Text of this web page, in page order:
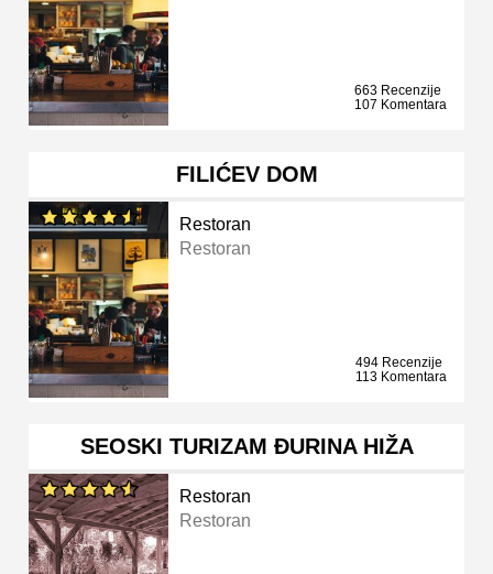
663 Recenzije
107 Komentara
FILIĆEV DOM
Restoran
Restoran
494 Recenzije
113 Komentara
SEOSKI TURIZAM ĐURINA HIŽA
Restoran
Restoran